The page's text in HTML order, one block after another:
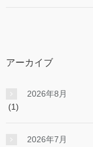
アーカイブ
2026年8月
(1)
2026年7月